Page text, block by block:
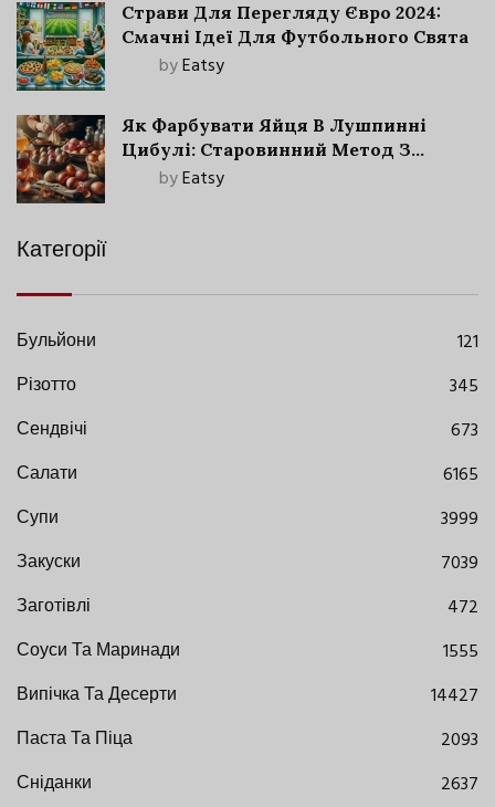
Страви Для Перегляду Євро 2024:
Смачні Ідеї Для Футбольного Свята
byEatsy
Як Фарбувати Яйця В Лушпинні
Цибулі: Старовинний Метод З
Сучасними Нюансами
byEatsy
Категорії
Бульйони
121
Різотто
345
Сендвічі
673
Салати
6165
Супи
3999
Закуски
7039
Заготівлі
472
Соуси Та Маринади
1555
Випічка Та Десерти
14427
Паста Та Піца
2093
Сніданки
2637